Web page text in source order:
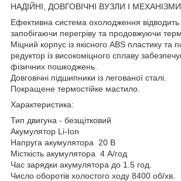
НАДІЙНІ, ДОВГОВІЧНІ ВУЗЛИ І МЕХАНІЗМИ
Ефективна система охолодження відводить
запобігаючи перегріву та продовжуючи
Міцний корпус із якісного ABS пластику та
редуктор із високоміцного сплаву
фізичних пошкоджень.
Довговічні підшипники із легованої сталі.
Покращене термостійке мастило.
Характеристика:
Тип двигуна - безщітковий
Акумулятор Li-Ion
Напруга акумулятора 20 В
Місткість акумулятора 4 А/год
Час зарядки акумулятора до 1.5 год.
Число оборотів холостого ходу 8400 об/хв.